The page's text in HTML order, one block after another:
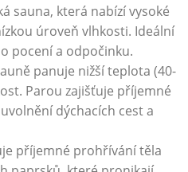
sauna, která nabízí vysoké
úroveň vlhkosti. Ideální
pocení a odpočinku.
panuje nižší teplota (40-
Parou zajišťuje příjemné
dýchacích cest a
příjemné prohřívání těla